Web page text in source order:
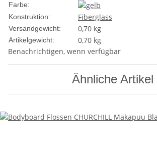
Farbe:
Konstruktion:
Fiberglass
Versandgewicht: 0,70 kg
Artikelgewicht: 0,70 kg
Benachrichtigen, wenn verfügbar
Ähnliche Artikel